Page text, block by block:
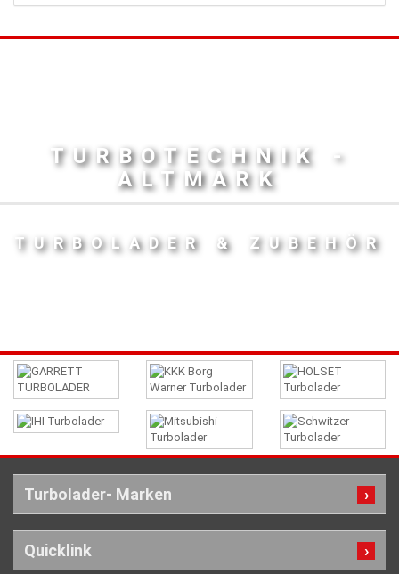
TURBOTECHNIK -
ALTMARK
TURBOLADER & ZUBEHÖR
Turbolader- Marken
Quicklink